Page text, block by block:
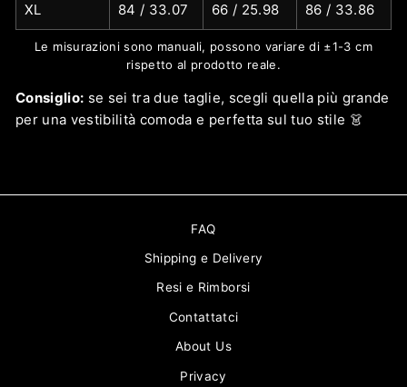
XL 84 / 33.07 66 / 25.98 86 / 33.86
Le misurazioni sono manuali, possono variare di ±1-3 cm
rispetto al prodotto reale.
Consiglio: se sei tra due taglie, scegli quella più grande
per una vestibilità comoda e perfetta sul tuo stile 👗
FAQ
Shipping e Delivery
Resi e Rimborsi
Contattatci
About Us
Privacy